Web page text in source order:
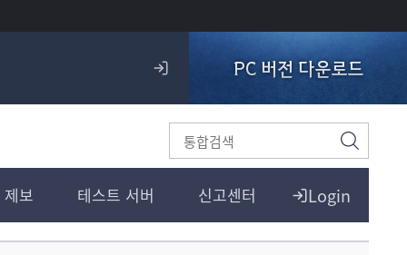
로
PC 버전 다운로드
검
색
Login
보 테스트 서버 신고센터